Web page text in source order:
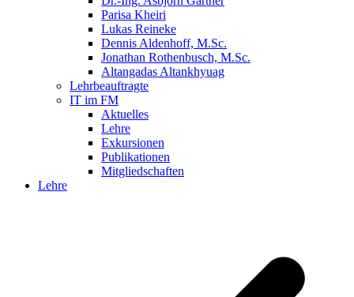
Parisa Kheiri
Lukas Reineke
Dennis Aldenhoff, M.Sc.
Jonathan Rothenbusch, M.Sc.
Altangadas Altankhyuag
Lehrbeauftragte
IT im FM
Aktuelles
Lehre
Exkursionen
Publikationen
Mitgliedschaften
Lehre